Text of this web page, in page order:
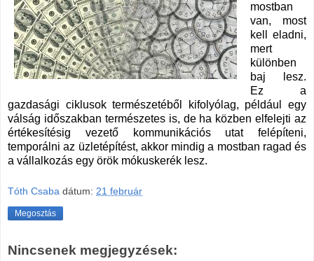
mostban
van, most
kell eladni,
mert
különben
baj lesz.
Ez a
gazdasági ciklusok természetéből kifolyólag, például egy
válság időszakban természetes is, de ha közben elfelejti az
értékesítésig vezető kommunikációs utat felépíteni,
temporálni az üzletépítést, akkor mindig a mostban ragad és
a vállalkozás egy örök mókuskerék lesz.
Tóth Csaba dátum: 21 február
Megosztás
Nincsenek megjegyzések: